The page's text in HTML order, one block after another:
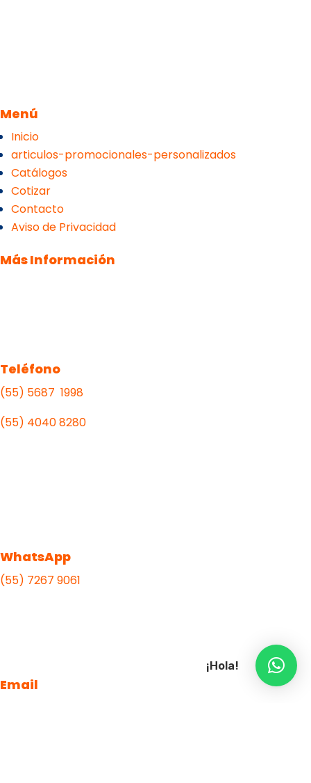
Menú
Inicio
articulos-promocionales-personalizados
Catálogos
Cotizar
Contacto
Aviso de Privacidad
Más Información
Teléfono
(55) 5687 1998
(55) 4040 8280
WhatsApp
(55) 7267 9061
Email
¡Hola!